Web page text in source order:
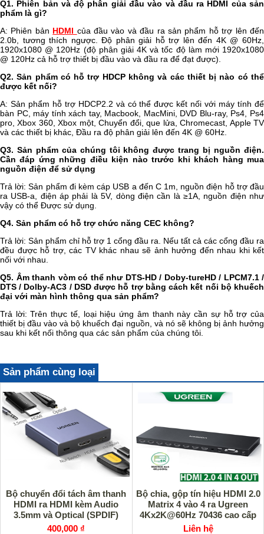
Q1. Phiên bản và độ phân giải đầu vào và đầu ra HDMI của sản
phẩm là gì?
A: Phiên bản HDMI của đầu vào và đầu ra sản phẩm hỗ trợ lên đến
2.0b, tương thích ngược. Độ phân giải hỗ trợ lên đến 4K @ 60Hz,
1920x1080 @ 120Hz (độ phân giải 4K và tốc độ làm mới 1920x1080
@ 120Hz cả hỗ trợ thiết bị đầu vào và đầu ra để đạt được).
Q2. Sản phẩm có hỗ trợ HDCP không và các thiết bị nào có thể
được kết nối?
A: Sản phẩm hỗ trợ HDCP2.2 và có thể được kết nối với máy tính để
bàn PC, máy tính xách tay, Macbook, MacMini, DVD Blu-ray, Ps4, Ps4
pro, Xbox 360, Xbox một, Chuyển đổi, que lửa, Chromecast, Apple TV
và các thiết bị khác, Đầu ra độ phân giải lên đến 4K @ 60Hz.
Q3. Sản phẩm của chúng tôi không được trang bị nguồn điện.
Cần đáp ứng những điều kiện nào trước khi khách hàng mua
nguồn điện để sử dụng
Trả lời: Sản phẩm đi kèm cáp USB a đến C 1m, nguồn điện hỗ trợ đầu
ra USB-a, điện áp phải là 5V, dòng điện cần là ≥1A, nguồn điện như
vậy có thể Được sử dụng.
Q4. Sản phẩm có hỗ trợ chức năng CEC không?
Trả lời: Sản phẩm chỉ hỗ trợ 1 cổng đầu ra. Nếu tất cả các cổng đầu ra
đều được hỗ trợ, các TV khác nhau sẽ ảnh hưởng đến nhau khi kết
nối với nhau.
Q5. Âm thanh vòm có thể như DTS-HD / Doby-tureHD / LPCM7.1 /
DTS / Dolby-AC3 / DSD được hỗ trợ bằng cách kết nối bộ khuếch
đại với màn hình thông qua sản phẩm?
Trả lời: Trên thực tế, loại hiệu ứng âm thanh này cần sự hỗ trợ của
thiết bị đầu vào và bộ khuếch đại nguồn, và nó sẽ không bị ảnh hưởng
sau khi kết nối thông qua các sản phẩm của chúng tôi.
Sản phẩm cùng loại
Bộ chuyển đổi tách âm thanh
HDMI ra HDMI kèm Audio
3.5mm và Optical (SPDIF)
Ugreen 60649 cao cấp
400,000 ₫
Bộ chia, gộp tín hiệu HDMI 2.0
Matrix 4 vào 4 ra Ugreen
4Kx2K@60Hz 70436 cao cấp
Liên hệ